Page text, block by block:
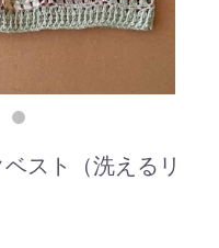
スト（洗えるリ